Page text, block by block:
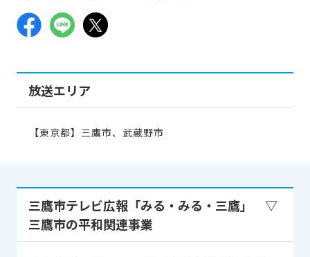
放送エリア
【東京都】三鷹市、武蔵野市
三鷹市テレビ広報「みる・みる・三鷹」 ▽
三鷹市の平和関連事業